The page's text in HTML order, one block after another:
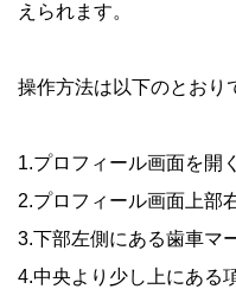
えられます。
操作方法は以下のとおり
1.プロフィール画面を開く
2.プロフィール画面上部
3.下部左側にある歯車マ
4.中央より少し上にある